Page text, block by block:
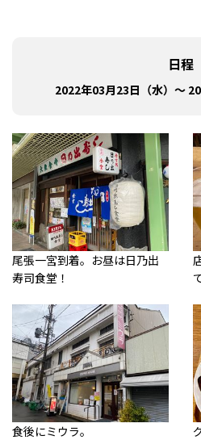
日程
2022年03月23日（水）～
尾張一宮到着。お昼は日乃出
寿司食堂！
食後にミウラ。